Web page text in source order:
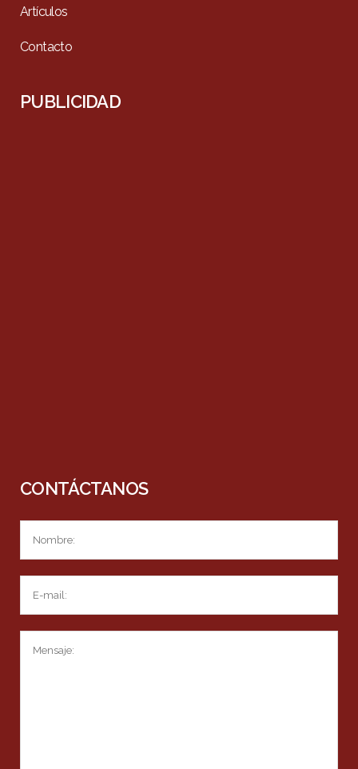
Artículos
Contacto
PUBLICIDAD
CONTÁCTANOS